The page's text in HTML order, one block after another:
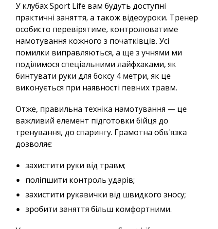
У клубах Sport Life вам будуть доступні
практичні заняття, а також відеоуроки. Тренер
особисто перевірятиме, контролюватиме
намотування кожного з початківців. Усі
помилки виправляються, а ще з учнями ми
поділимося спеціальними лайфхаками, як
бинтувати руки для боксу 4 метри, як це
виконується при наявності певних травм.
Отже, правильна техніка намотування — це
важливий елемент підготовки бійця до
тренування, до спарингу. Грамотна обв'язка
дозволяє:
захистити руки від травм;
поліпшити контроль ударів;
захистити рукавички від швидкого зносу;
зробити заняття більш комфортними.